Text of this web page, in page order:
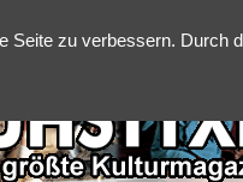
Seite zu verbessern.